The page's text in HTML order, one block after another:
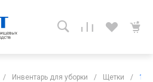
/ Инвентарь для уборки / Щетки /